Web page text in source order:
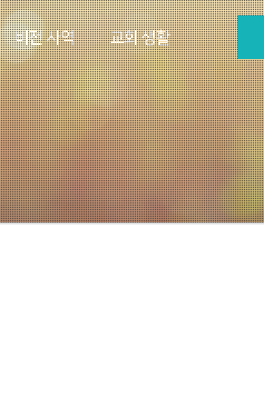
비전 사역 교회 생활